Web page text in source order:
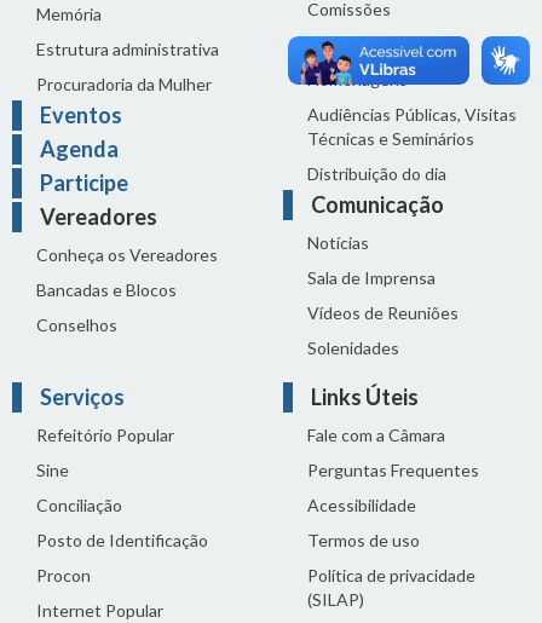
Memória
Estrutura administrativa
Procuradoria da Mulher
Eventos
Agenda
Participe
Vereadores
Conheça os Vereadores
Bancadas e Blocos
Conselhos
Comissões
Ciclo Orçamentário
Homenagens
Audiências Públicas, Visitas
Técnicas e Seminários
Distribuição do dia
Comunicação
Notícias
Sala de Imprensa
Vídeos de Reuniões
Solenidades
Serviços
Refeitório Popular
Sine
Conciliação
Posto de Identificação
Procon
Internet Popular
Links Úteis
Fale com a Câmara
Perguntas Frequentes
Acessibilidade
Termos de uso
Política de privacidade
(SILAP)